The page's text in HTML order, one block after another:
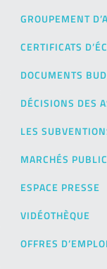
GROUPEMENT
CERTIFICATS
DOCUMENTS
DÉCISIONS DES
LES
MARCHÉS
ESPACE PRESSE
VIDÉOTHÈQUE
OFFRES D’EMPLOI